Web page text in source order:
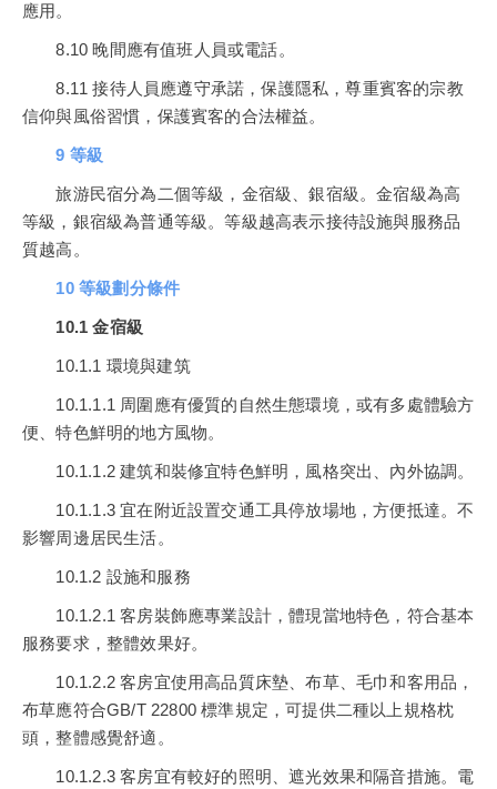
應用。
8.10 晚間應有值班人員或電話。
8.11 接待人員應遵守承諾，保護隱私，尊重賓客的宗教
信仰與風俗習慣，保護賓客的合法權益。
9 等級
旅游民宿分為二個等級，金宿級、銀宿級。金宿級為高
等級，銀宿級為普通等級。等級越高表示接待設施與服務品
質越高。
10 等級劃分條件
10.1 金宿級
10.1.1 環境與建筑
10.1.1.1 周圍應有優質的自然生態環境，或有多處體驗方
便、特色鮮明的地方風物。
10.1.1.2 建筑和裝修宜特色鮮明，風格突出、內外協調。
10.1.1.3 宜在附近設置交通工具停放場地，方便抵達。不
影響周邊居民生活。
10.1.2 設施和服務
10.1.2.1 客房裝飾應專業設計，體現當地特色，符合基本
服務要求，整體效果好。
10.1.2.2 客房宜使用高品質床墊、布草、毛巾和客用品，
布草應符合GB/T 22800 標準規定，可提供二種以上規格枕
頭，整體感覺舒適。
10.1.2.3 客房宜有較好的照明、遮光效果和隔音措施。電